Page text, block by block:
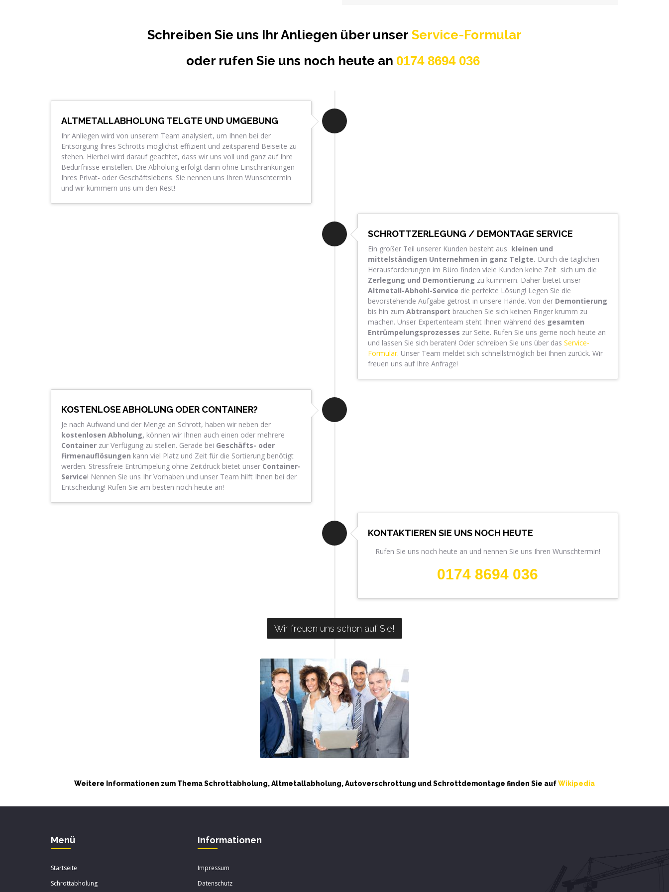
Schreiben Sie uns Ihr Anliegen über unser Service-Formular
oder rufen Sie uns noch heute an 0174 8694 036
ALTMETALLABHOLUNG TELGTE UND UMGEBUNG
Ihr Anliegen wird von unserem Team analysiert, um Ihnen bei der
Entsorgung Ihres Schrotts möglichst effizient und zeitsparend Beiseite zu
stehen. Hierbei wird darauf geachtet, dass wir uns voll und ganz auf Ihre
Bedürfnisse einstellen. Die Abholung erfolgt dann ohne Einschränkungen
Ihres Privat- oder Geschäftslebens. Sie nennen uns Ihren Wunschtermin
und wir kümmern uns um den Rest!
SCHROTTZERLEGUNG / DEMONTAGE SERVICE
Ein großer Teil unserer Kunden besteht aus kleinen und
mittelständigen Unternehmen in ganz Telgte. Durch die täglichen
Herausforderungen im Büro finden viele Kunden keine Zeit sich um die
Zerlegung und Demontierung zu kümmern. Daher bietet unser
Altmetall-Abhohl-Service die perfekte Lösung! Legen Sie die
bevorstehende Aufgabe getrost in unsere Hände. Von der Demontierung
bis hin zum Abtransport brauchen Sie sich keinen Finger krumm zu
machen. Unser Expertenteam steht Ihnen während des gesamten
Entrümpelungsprozesses zur Seite. Rufen Sie uns gerne noch heute an
und lassen Sie sich beraten! Oder schreiben Sie uns über das Service-
Formular. Unser Team meldet sich schnellstmöglich bei Ihnen zurück. Wir
freuen uns auf Ihre Anfrage!
KOSTENLOSE ABHOLUNG ODER CONTAINER?
Je nach Aufwand und der Menge an Schrott, haben wir neben der
kostenlosen Abholung, können wir Ihnen auch einen oder mehrere
Container zur Verfügung zu stellen. Gerade bei Geschäfts- oder
Firmenauflösungen kann viel Platz und Zeit für die Sortierung benötigt
werden. Stressfreie Entrümpelung ohne Zeitdruck bietet unser Container-
Service! Nennen Sie uns Ihr Vorhaben und unser Team hilft Ihnen bei der
Entscheidung! Rufen Sie am besten noch heute an!
KONTAKTIEREN SIE UNS NOCH HEUTE
Rufen Sie uns noch heute an und nennen Sie uns Ihren Wunschtermin!
0174 8694 036
Wir freuen uns schon auf Sie!
Weitere Informationen zum Thema Schrottabholung, Altmetallabholung, Autoverschrottung und Schrottdemontage finden Sie aufWikipedia
Menü
Startseite
Schrottabholung
Informationen
Impressum
Datenschutz